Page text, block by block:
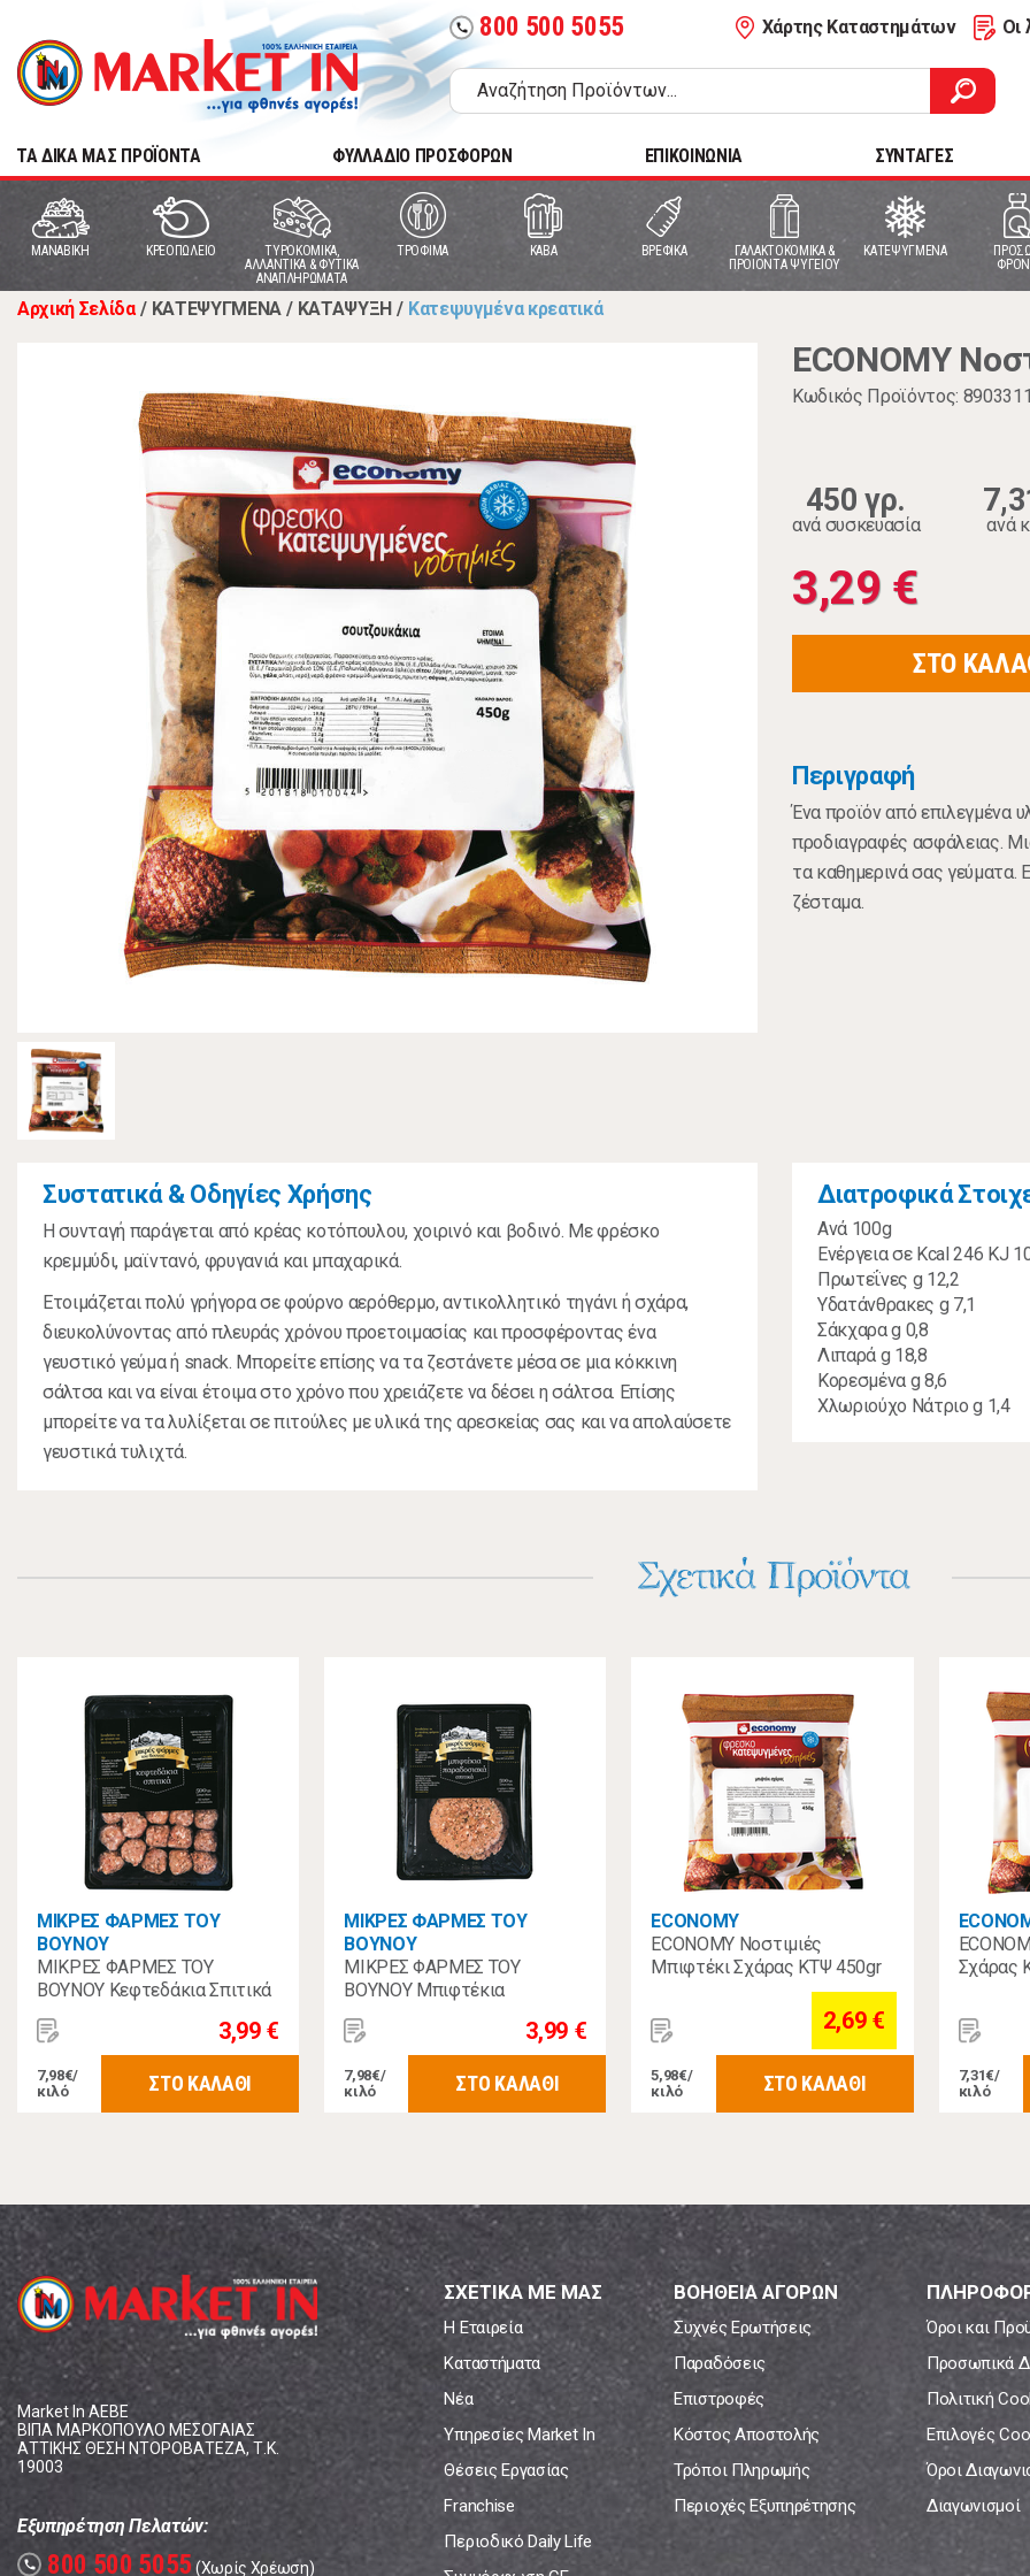
call 800 500 5055 Χάρτης Καταστημάτων Οι
TA ΔΙΚΑ ΜΑΣ ΠΡΟΪΟΝΤΑ ΦΥΛΛΑΔΙΟ ΠΡΟΣΦΟΡΩΝ ΕΠΙΚΟΙΝΩΝΙΑ ΣΥΝΤΑΓΕΣ
MANABIKH ΚΡΕΟΠΩΛΕΙΟ
ΤΥΡΟΚΟΜΙΚΑ,
ΑΛΛΑΝΤΙΚΑ & ΦΥΤΙΚΑ
ΑΝΑΠΛΗΡΩΜΑΤΑ
ΤΡΟΦΙΜΑ ΚΑΒΑ ΒΡΕΦΙΚΑ
ΓΑΛΑΚΤΟΚΟΜΙΚΑ &
ΠΡΟΙΟΝΤΑ ΨΥΓΕΙΟΥ
ΚΑΤΕΨΥΓΜΕΝΑ
Αρχική Σελίδα / ΚΑΤΕΨΥΓΜΕΝΑ / ΚΑΤΑΨΥΞΗ / Κατεψυγμένα κρεατικά
ECONOMY
Κωδικός Προϊόντος:
450 γρ.
ανά συσκευασία ανά
3,29 €
ΣΤΟ
Περιγραφή
Ένα προϊόν από επιλεγμένα
προδιαγραφές ασφάλειας.
τα καθημερινά σας γεύματα.
ζέσταμα.
Συστατικά & Οδηγίες Χρήσης
Η συνταγή παράγεται από κρέας κοτόπουλου, χοιρινό και βοδινό. Με φρέσκο
κρεμμύδι, μαϊντανό, φρυγανιά και μπαχαρικά.
Ετοιμάζεται πολύ γρήγορα σε φούρνο αερόθερμο, αντικολλητικό τηγάνι ή σχάρα,
διευκολύνοντας από πλευράς χρόνου προετοιμασίας και προσφέροντας ένα
γευστικό γεύμα ή snack. Μπορείτε επίσης να τα ζεστάνετε μέσα σε μια κόκκινη
σάλτσα και να είναι έτοιμα στο χρόνο που χρειάζετε να δέσει η σάλτσα. Επίσης
μπορείτε να τα λυλίξεται σε πιτούλες με υλικά της αρεσκείας σας και να απολαύσετε
γευστικά τυλιχτά.
Διατροφικά
Ανά 100g
Ενέργεια σε Κcal 246 KJ
Πρωτεΐνες g 12,2
Υδατάνθρακες g 7,1
Σάκχαρα g 0,8
Λιπαρά g 18,8
Κορεσμένα g 8,6
Χλωριούχο Νάτριο g 1,4
Σχετικά Προϊόντα
ΜΙΚΡΕΣ ΦΑΡΜΕΣ ΤΟΥ
ΒΟΥΝΟΥ
ΜΙΚΡΕΣ ΦΑΡΜΕΣ ΤΟΥ
ΒΟΥΝΟΥ Κεφτεδάκια Σπιτικά
ΚΤΨ 500gr
3,99 €
7,98€/
κιλό
ΣΤΟ ΚΑΛΑΘΙ
ΜΙΚΡΕΣ ΦΑΡΜΕΣ ΤΟΥ
ΒΟΥΝΟΥ
ΜΙΚΡΕΣ ΦΑΡΜΕΣ ΤΟΥ
ΒΟΥΝΟΥ Μπιφτέκια
Παραδοσιακά Σπιτικά ΚΤΨ
500gr
3,99 €
7,98€/
κιλό
ΣΤΟ ΚΑΛΑΘΙ
ECONOMY
ECONOMY Νοστιμιές
Μπιφτέκι Σχάρας ΚΤΨ 450gr
2,69 €
5,98€/
κιλό
ΣΤΟ ΚΑΛΑΘΙ
Σχάρας
7,31€/
κιλό
Market In ΑΕΒΕ
ΒΙΠΑ ΜΑΡΚΟΠΟΥΛΟ ΜΕΣΟΓΑΙΑΣ
ΑΤΤΙΚΗΣ ΘΕΣΗ ΝΤΟΡΟΒΑΤΕΖΑ, Τ.Κ.
19003
Εξυπηρέτηση Πελατών:
call 800 500 5055 (Χωρίς Χρέωση)
ΣΧΕΤΙΚΑ ΜΕ ΜΑΣ
Η Εταιρεία
Καταστήματα
Νέα
Υπηρεσίες Market In
Θέσεις Εργασίας
Franchise
Περιοδικό Daily Life
ΒΟΗΘΕΙΑ ΑΓΟΡΩΝ
Συχνές Ερωτήσεις
Παραδόσεις
Επιστροφές
Κόστος Αποστολής
Τρόποι Πληρωμής
Περιοχές Εξυπηρέτησης
Όροι και
Προσωπικά
Πολιτική
Επιλογές
Όροι
Διαγωνισμοί